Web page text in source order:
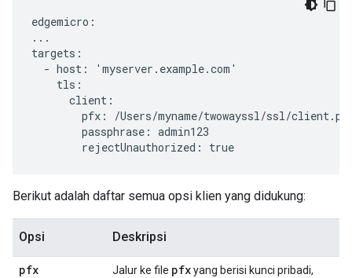
edgemicro:
...
targets:
  - host: 'myserver.example.com'
    tls:
      client:
pfx: /Users/myname/twowayssl/ssl/
        passphrase: admin123
        rejectUnauthorized: true
Berikut adalah daftar semua opsi klien yang didukung:
Opsi Deskripsi
pfx Jalur ke file pfxyang berisi kunci pribadi,